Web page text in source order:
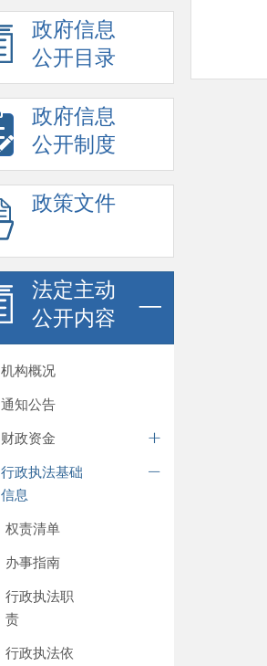
政府信息
公开目录
政府信息
公开制度
政策文件
法定主动
公开内容
机构概况
通知公告
财政资金
行政执法基础
信息
权责清单
办事指南
行政执法职
责
行政执法依